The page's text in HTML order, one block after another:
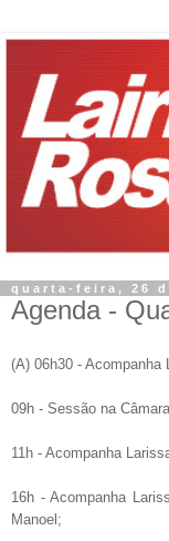
quarta-feira, 26
Agenda -
(A) 06h30 - Acompanha
09h - Sessão na Câmara
11h - Acompanha
16h - Acompanha
Manoel;